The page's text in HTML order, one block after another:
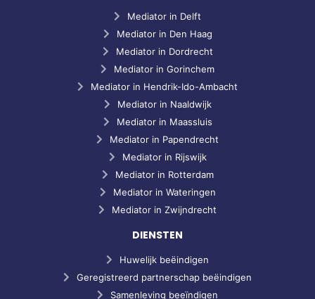
Mediator in Delft
Mediator in Den Haag
Mediator in Dordrecht
Mediator in Gorinchem
Mediator in Hendrik-Ido-Ambacht
Mediator in Naaldwijk
Mediator in Maassluis
Mediator in Papendrecht
Mediator in Rijswijk
Mediator in Rotterdam
Mediator in Wateringen
Mediator in Zwijndrecht
DIENSTEN
Huwelijk beëindigen
Geregistreerd partnerschap beëindigen
Samenleving beeïndigen